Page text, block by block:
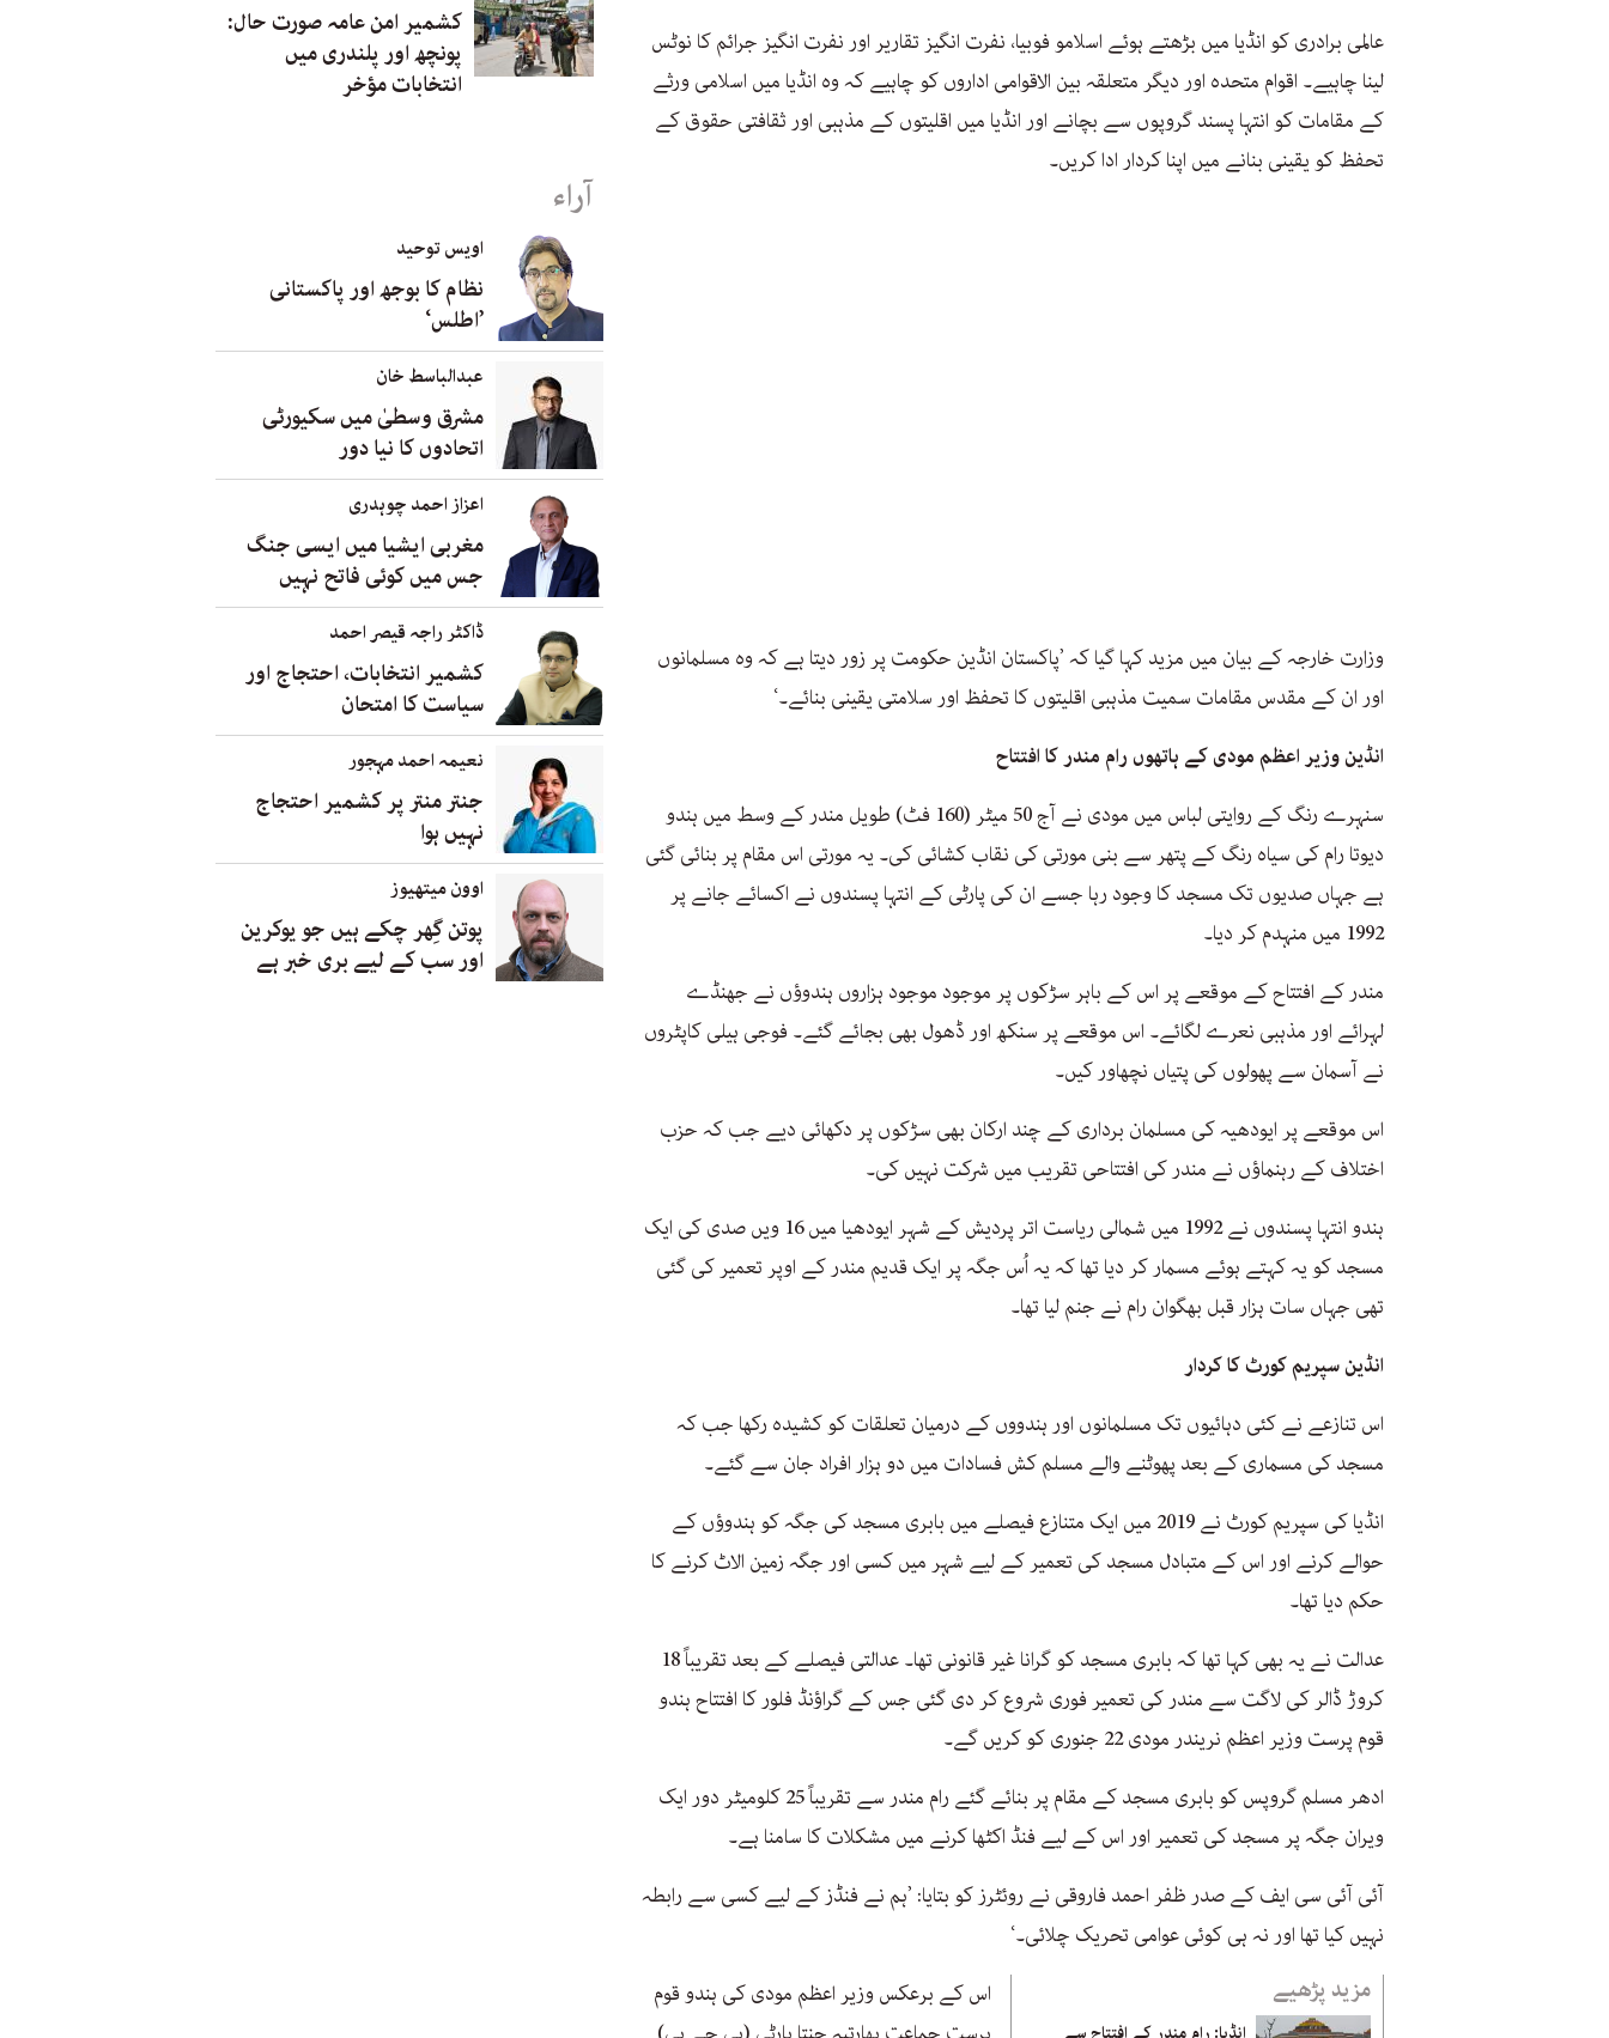
عالمی برادری کو انڈیا میں بڑھتے ہوئے اسلامو فوبیا، نفرت انگیز تقاریر اور نفرت انگیز جرائم کا نوٹس
لینا چاہیے۔ اقوام متحدہ اور دیگر متعلقہ بین الاقوامی اداروں کو چاہیے کہ وہ انڈیا میں اسلامی ورثے
کے مقامات کو انتہا پسند گروپوں سے بچانے اور انڈیا میں اقلیتوں کے مذہبی اور ثقافتی حقوق کے
تحفظ کو یقینی بنانے میں اپنا کردار ادا کریں۔
وزارت خارجہ کے بیان میں مزید کہا گیا کہ ’پاکستان انڈین حکومت پر زور دیتا ہے کہ وہ مسلمانوں
اور ان کے مقدس مقامات سمیت مذہبی اقلیتوں کا تحفظ اور سلامتی یقینی بنائے۔‘
انڈین وزیر اعظم مودی کے ہاتھوں رام مندر کا افتتاح
سنہرے رنگ کے روایتی لباس میں مودی نے آج 50 میٹر (160 فٹ) طویل مندر کے وسط میں ہندو
دیوتا رام کی سیاہ رنگ کے پتھر سے بنی مورتی کی نقاب کشائی کی۔ یہ مورتی اس مقام پر بنائی گئی
ہے جہاں صدیوں تک مسجد کا وجود رہا جسے ان کی پارٹی کے انتہا پسندوں نے اکسائے جانے پر
1992 میں منہدم کر دیا۔
مندر کے افتتاح کے موقعے پر اس کے باہر سڑکوں پر موجود موجود ہزاروں ہندوؤں نے جھنڈے
لہرائے اور مذہبی نعرے لگائے۔ اس موقعے پر سنکھ اور ڈھول بھی بجائے گئے۔ فوجی ہیلی کاپٹروں
نے آسمان سے پھولوں کی پتیاں نچھاور کیں۔
اس موقعے پر ایودھیہ کی مسلمان برداری کے چند ارکان بھی سڑکوں پر دکھائی دیے جب کہ حزب
اختلاف کے رہنماؤں نے مندر کی افتتاحی تقریب میں شرکت نہیں کی۔
ہندو انتہا پسندوں نے 1992 میں شمالی ریاست اتر پردیش کے شہر ایودھیا میں 16 ویں صدی کی ایک
مسجد کو یہ کہتے ہوئے مسمار کر دیا تھا کہ یہ اُس جگہ پر ایک قدیم مندر کے اوپر تعمیر کی گئی
تھی جہاں سات ہزار قبل بھگوان رام نے جنم لیا تھا۔
انڈین سپریم کورٹ کا کردار
اس تنازعے نے کئی دہائیوں تک مسلمانوں اور ہندووں کے درمیان تعلقات کو کشیدہ رکھا جب کہ
مسجد کی مسماری کے بعد پھوٹنے والے مسلم کش فسادات میں دو ہزار افراد جان سے گئے۔
انڈیا کی سپریم کورٹ نے 2019 میں ایک متنازع فیصلے میں بابری مسجد کی جگہ کو ہندوؤں کے
حوالے کرنے اور اس کے متبادل مسجد کی تعمیر کے لیے شہر میں کسی اور جگہ زمین الاٹ کرنے کا
حکم دیا تھا۔
عدالت نے یہ بھی کہا تھا کہ بابری مسجد کو گرانا غیر قانونی تھا۔ عدالتی فیصلے کے بعد تقریباً 18
کروڑ ڈالر کی لاگت سے مندر کی تعمیر فوری شروع کر دی گئی جس کے گراؤنڈ فلور کا افتتاح ہندو
قوم پرست وزیر اعظم نریندر مودی 22 جنوری کو کریں گے۔
ادھر مسلم گروپس کو بابری مسجد کے مقام پر بنائے گئے رام مندر سے تقریباً 25 کلومیٹر دور ایک
ویران جگہ پر مسجد کی تعمیر اور اس کے لیے فنڈ اکٹھا کرنے میں مشکلات کا سامنا ہے۔
آئی آئی سی ایف کے صدر ظفر احمد فاروقی نے روئٹرز کو بتایا: ’ہم نے فنڈز کے لیے کسی سے رابطہ
نہیں کیا تھا اور نہ ہی کوئی عوامی تحریک چلائی۔‘
مزید پڑھیے
اس کے برعکس وزیر اعظم مودی کی ہندو قوم
کشمیر امن عامہ صورت حال:
پونچھ اور پلندری میں
انتخابات مؤخر
آراء
اویس توحید
نظام کا بوجھ اور پاکستانی
’اطلس‘
عبدالباسط خان
مشرق وسطیٰ میں سکیورٹی
اتحادوں کا نیا دور
اعزاز احمد چوہدری
مغربی ایشیا میں ایسی جنگ
جس میں کوئی فاتح نہیں
ڈاکٹر راجہ قیصر احمد
کشمیر انتخابات، احتجاج اور
سیاست کا امتحان
نعیمہ احمد مہجور
جنتر منتر پر کشمیر احتجاج
نہیں ہوا
اوون میتھیوز
پوتن گِھر چکے ہیں جو یوکرین
اور سب کے لیے بری خبر ہے